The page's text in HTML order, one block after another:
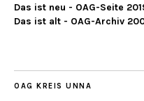
Das ist neu - OAG-Seite
Das ist alt - OAG-Archiv
OAG KREIS UNNA